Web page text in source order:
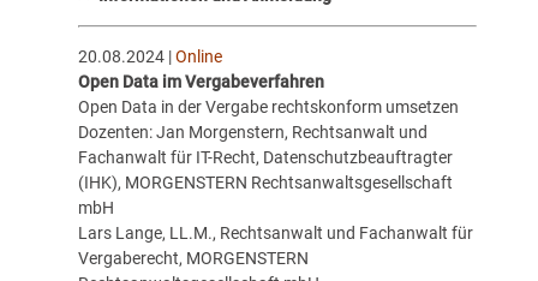
20.08.2024 |Online
Open Data im Vergabeverfahren
Open Data in der Vergabe rechtskonform umsetzen
Dozenten: Jan Morgenstern, Rechtsanwalt und
Fachanwalt für IT-Recht, Datenschutzbeauftragter
(IHK), MORGENSTERN Rechtsanwaltsgesellschaft
mbH
Lars Lange, LL.M., Rechtsanwalt und Fachanwalt für
Vergaberecht, MORGENSTERN